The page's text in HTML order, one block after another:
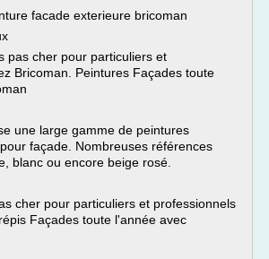
facade exterieure bricoman
pas cher pour particuliers et
Bricoman. Peintures Façades toute
une large gamme de peintures
façade. Nombreuses références
blanc ou encore beige rosé.
cher pour particuliers et professionnels
Façades toute l'année avec